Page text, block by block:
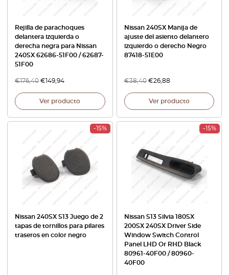
Rejilla de parachoques
delantera izquierda o
derecha negra para Nissan
240SX 62686-51F00 / 62687-
51F00
€176,40 €149,94
Ver producto
Nissan 240SX Manija de
ajuste del asiento delantero
izquierdo o derecho Negro
87418-51E00
€38,40 €26,88
Ver producto
-15%
Nissan 240SX S13 Juego de 2
tapas de tornillos para pilares
traseros en color negro
-15%
Nissan S13 Silvia 180SX
200SX 240SX Driver Side
Window Switch Control
Panel LHD Or RHD Black
80961-40F00 / 80960-
40F00